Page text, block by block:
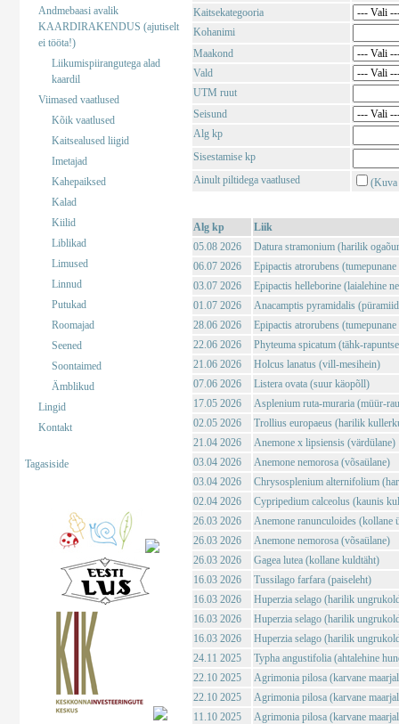
Andmebaasi avalik
KAARDIRAKENDUS (ajutiselt
ei tööta!)
Liikumispiirangutega alad
kaardil
Viimased vaatlused
Kõik vaatlused
Kaitsealused liigid
Imetajad
Kahepaiksed
Kalad
Kiilid
Liblikad
Limused
Linnud
Putukad
Roomajad
Seened
Soontaimed
Ämblikud
Lingid
Kontakt
Tagasiside
Kaitsekategooria
Kohanimi
Maakond
Vald
UTM ruut
Seisund
Alg kp
Sisestamise kp
Ainult piltidega vaatlused
(Kuva
Alg kp
Liik
05.08 2026
Datura stramonium (harilik
06.07 2026
Epipactis atrorubens
03.07 2026
Epipactis helleborine (laialehine
01.07 2026
Anacamptis pyramidalis
28.06 2026
Epipactis atrorubens
22.06 2026
Phyteuma spicatum (tähk-
21.06 2026
Holcus lanatus (vill-mesihein)
07.06 2026
Listera ovata (suur käopõll)
17.05 2026
Asplenium ruta-muraria (müür-
02.05 2026
Trollius europaeus (harilik
21.04 2026
Anemone x lipsiensis (värdülane)
03.04 2026
Anemone nemorosa (võsaülane)
03.04 2026
Chrysosplenium alternifolium
02.04 2026
Cypripedium calceolus (kaunis
26.03 2026
Anemone ranunculoides (kollane
26.03 2026
Anemone nemorosa (võsaülane)
26.03 2026
Gagea lutea (kollane kuldtäht)
16.03 2026
Tussilago farfara (paiseleht)
16.03 2026
Huperzia selago (harilik
16.03 2026
Huperzia selago (harilik
16.03 2026
Huperzia selago (harilik
24.11 2025
Typha angustifolia (ahtalehine
22.10 2025
Agrimonia pilosa (karvane
22.10 2025
Agrimonia pilosa (karvane
11.10 2025
Agrimonia pilosa (karvane